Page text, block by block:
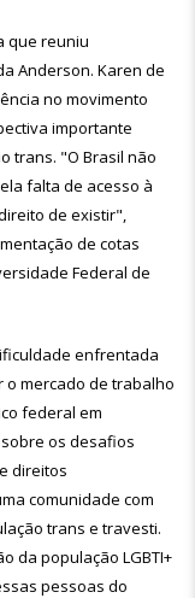
que reuniu
Anderson. Karen de
no movimento
importante
trans. "O Brasil não
falta de acesso à
de existir",
de cotas
Federal de
enfrentada
mercado de trabalho
federal em
os desafios
direitos
comunidade com
trans e travesti.
da população LGBTI+
pessoas do